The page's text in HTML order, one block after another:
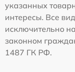
указанных
интересы. Все
исключительно
законном
1487 ГК РФ.